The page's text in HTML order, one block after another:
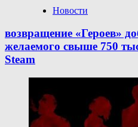
Новости
возвращение «Героев»
желаемого свыше 750
Steam